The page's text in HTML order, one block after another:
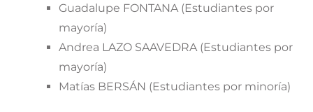
Guadalupe FONTANA (Estudiantes por
mayoría)
Andrea LAZO SAAVEDRA (Estudiantes por
mayoría)
Matías BERSÁN (Estudiantes por minoría)